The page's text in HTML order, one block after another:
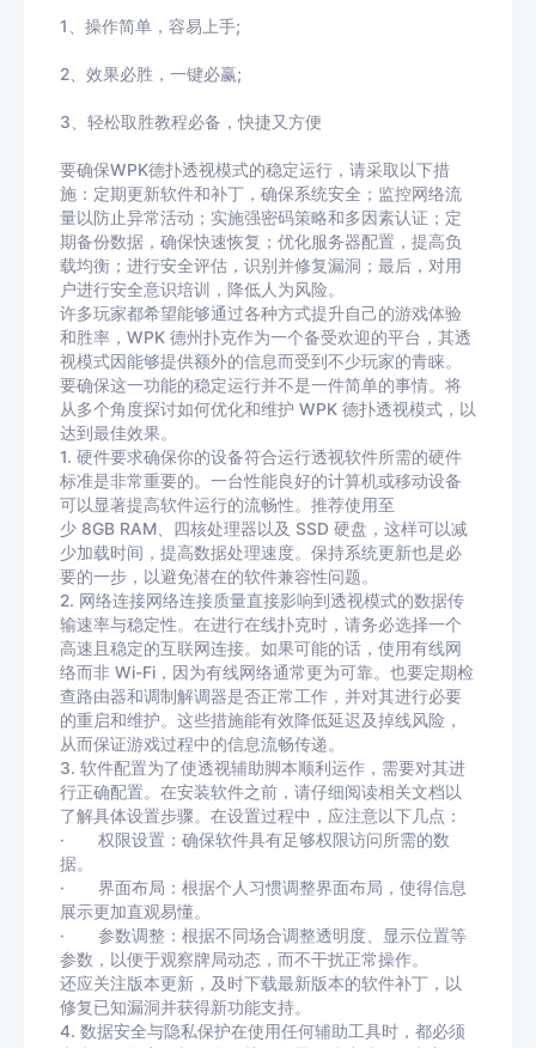
1、操作简单，容易上手;
2 、效果必胜，一键必赢;
3 、轻松取胜教程必备，快捷又方便
要确保WPK德扑透视模式的稳定运行，请采取以下措
施：定期更新软件和补丁，确保系统安全；监控网络流
量以防止异常活动；实施强密码策略和多因素认证；定
期备份数据，确保快速恢复；优化服务器配置，提高负
载均衡；进行安全评估，识别并修复漏洞；最后，对用
户进行安全意识培训，降低人为风险。
许多玩家都希望能够通过各种方式提升自己的游戏体验
和胜率，WPK 德州扑克作为一个备受欢迎的平台，其透
视模式因能够提供额外的信息而受到不少玩家的青睐。
要确保这一功能的稳定运行并不是一件简单的事情。将
从多个角度探讨如何优化和维护 WPK 德扑透视模式，以
达到最佳效果。
1. 硬件要求确保你的设备符合运行透视软件所需的硬件
标准是非常重要的。一台性能良好的计算机或移动设备
可以显著提高软件运行的流畅性。推荐使用至
少 8GB RAM、四核处理器以及 SSD 硬盘，这样可以减
少加载时间，提高数据处理速度。保持系统更新也是必
要的一步，以避免潜在的软件兼容性问题。
2. 网络连接网络连接质量直接影响到透视模式的数据传
输速率与稳定性。在进行在线扑克时，请务必选择一个
高速且稳定的互联网连接。如果可能的话，使用有线网
络而非 Wi-Fi，因为有线网络通常更为可靠。也要定期检
查路由器和调制解调器是否正常工作，并对其进行必要
的重启和维护。这些措施能有效降低延迟及掉线风险，
从而保证游戏过程中的信息流畅传递。
3. 软件配置为了使透视辅助脚本顺利运作，需要对其进
行正确配置。在安装软件之前，请仔细阅读相关文档以
了解具体设置步骤。在设置过程中，应注意以下几点：
· 权限设置：确保软件具有足够权限访问所需的数
据。
· 界面布局：根据个人习惯调整界面布局，使得信息
展示更加直观易懂。
· 参数调整：根据不同场合调整透明度、显示位置等
参数，以便于观察牌局动态，而不干扰正常操作。
还应关注版本更新，及时下载最新版本的软件补丁，以
修复已知漏洞并获得新功能支持。
4. 数据安全与隐私保护在使用任何辅助工具时，都必须